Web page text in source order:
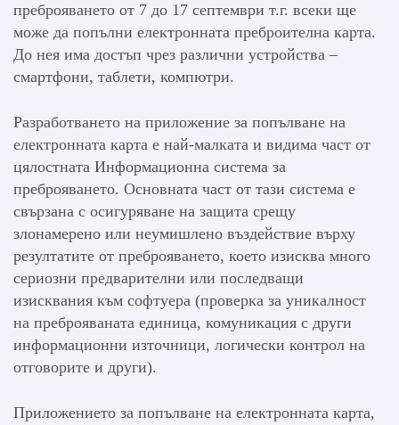
преброяването от 7 до 17 септември т.г. всеки ще
може да попълни електронната преброителна карта.
До нея има достъп чрез различни устройства –
смартфони, таблети, компютри.
Разработването на приложение за попълване на
електронната карта е най-малката и видима част от
цялостната Информационна система за
преброяването. Основната част от тази система е
свързана с осигуряване на защита срещу
злонамерено или неумишлено въздействие върху
резултатите от преброяването, което изисква много
сериозни предварителни или последващи
изисквания към софтуера (проверка за уникалност
на преброяваната единица, комуникация с други
информационни източници, логически контрол на
отговорите и други).
Приложението за попълване на електронната карта,